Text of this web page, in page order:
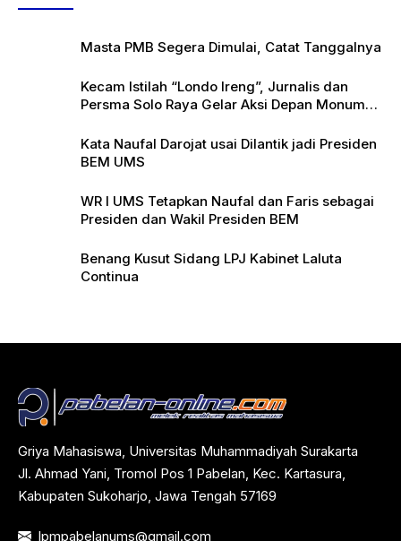
Masta PMB Segera Dimulai, Catat Tanggalnya
Kecam Istilah “Londo Ireng”, Jurnalis dan
Persma Solo Raya Gelar Aksi Depan Monumen
Kata Naufal Darojat usai Dilantik jadi Presiden
BEM UMS
WR I UMS Tetapkan Naufal dan Faris sebagai
Presiden dan Wakil Presiden BEM
Benang Kusut Sidang LPJ Kabinet Laluta
Continua
Griya Mahasiswa, Universitas Muhammadiyah Surakarta
Jl. Ahmad Yani, Tromol Pos 1 Pabelan, Kec. Kartasura,
Kabupaten Sukoharjo, Jawa Tengah 57169
lpmpabelanums@gmail.com